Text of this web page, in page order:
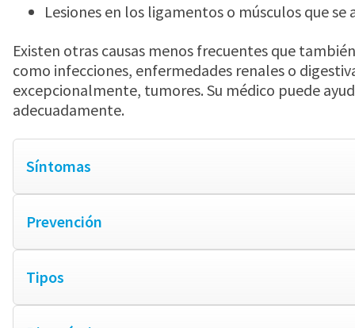
Lesiones en los ligamentos o músculos que
Existen otras causas menos frecuentes que
como infecciones, enfermedades renales o
excepcionalmente, tumores. Su médico puede
adecuadamente.
Síntomas
Prevención
Tipos